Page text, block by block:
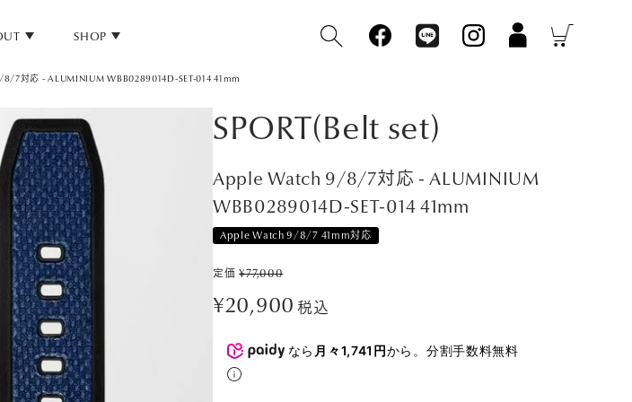
SHOP
7対応 - ALUMINIUM WBB0289014D-SET-014 41mm
SPORT(Belt set)
Apple Watch 9/8/7対応 - ALUMINIUM
WBB0289014D-SET-014 41mm
Apple Watch 9/8/7 41mm対応
定価 ¥77,000
¥20,900 税込
なら 月々1,741円から。分割手数料無料